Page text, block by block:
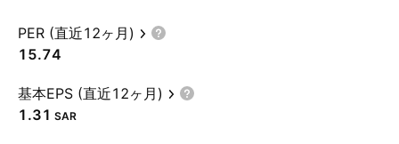
PER (直近12ヶ月)
15.74
基本EPS (直近12ヶ月)
1.31 SAR